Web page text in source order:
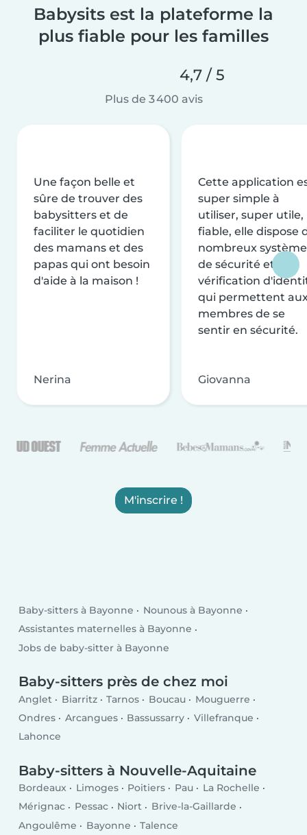
Babysits est la plateforme la
plus fiable pour les familles
4,7 / 5
Plus de 3 400 avis
Une façon belle et
sûre de trouver des
babysitters et de
faciliter le quotidien
des mamans et des
papas qui ont besoin
d'aide à la maison !
Nerina
Cette application
super simple à
utiliser, super utile,
fiable, elle dispose
nombreux
de sécurité et de
vérification
qui permettent
membres de se
sentir en sécurité.
Giovanna
M'inscrire !
Baby-sitters à Bayonne
Nounous à Bayonne
Assistantes maternelles à Bayonne
Jobs de baby-sitter à Bayonne
Baby-sitters près de chez moi
Anglet Biarritz Tarnos Boucau
Mouguerre
Ondres
Arcangues Bassussarry
Villefranque
Lahonce
Baby-sitters à Nouvelle-Aquitaine
Bordeaux Limoges Poitiers Pau
La Rochelle
Mérignac
Pessac Niort
Brive-la-Gaillarde
Angoulême
Bayonne Talence